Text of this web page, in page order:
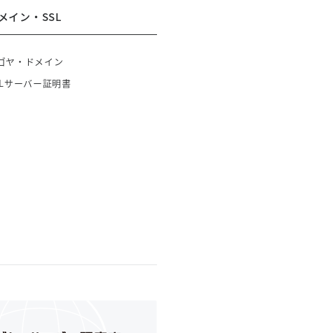
イン・SSL
ヤ・ドメイン
サーバー証明書